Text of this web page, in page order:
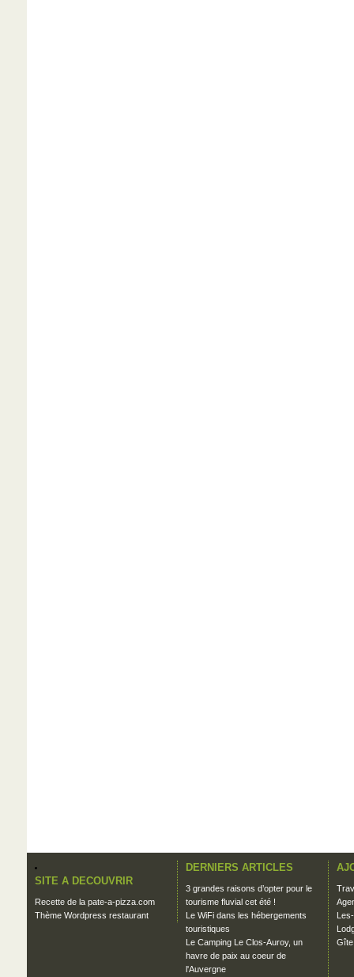
SITE A DECOUVRIR
Recette de la pate-a-pizza.com
Thème Wordpress restaurant
DERNIERS ARTICLES
3 grandes raisons d’opter pour le
tourisme fluvial cet été !
Le WiFi dans les hébergements
touristiques
Le Camping Le Clos-Auroy, un
havre de paix au coeur de
l'Auvergne